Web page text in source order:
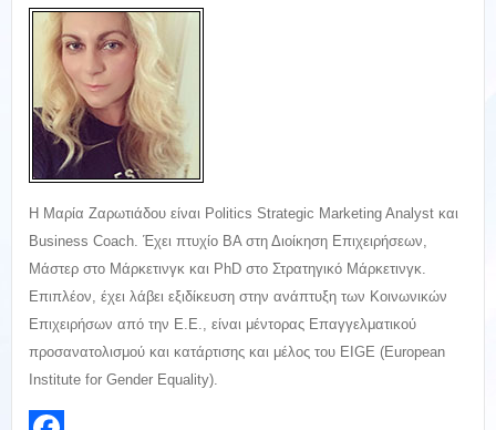
Η Μαρία Ζαρωτιάδου είναι Politics Strategic Marketing Analyst και
Business Coach. Έχει πτυχίο ΒΑ στη Διοίκηση Επιχειρήσεων,
Μάστερ στο Μάρκετινγκ και PhD στο Στρατηγικό Μάρκετινγκ.
Επιπλέον, έχει λάβει εξιδίκευση στην ανάπτυξη των Κοινωνικών
Επιχειρήσων από την Ε.Ε., είναι μέντορας Επαγγελματικού
προσανατολισμού και κατάρτισης και μέλος του EIGE (European
Institute for Gender Equality).